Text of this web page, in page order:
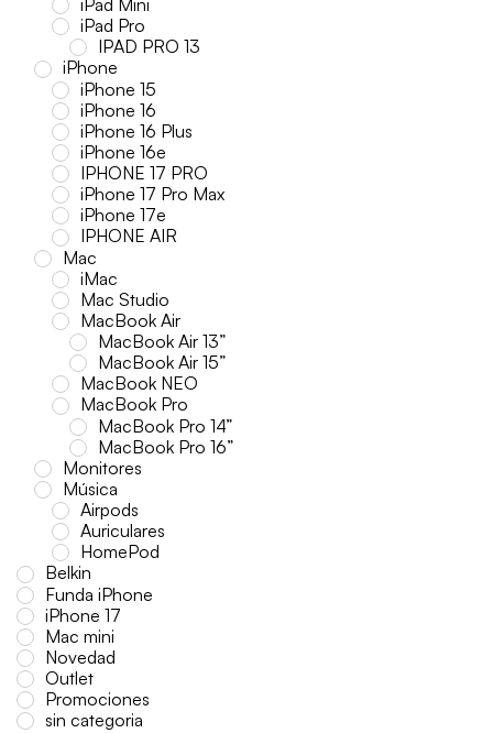
iPad Mini
iPad Pro
IPAD PRO 13
iPhone
iPhone 15
iPhone 16
iPhone 16 Plus
iPhone 16e
IPHONE 17 PRO
iPhone 17 Pro Max
iPhone 17e
IPHONE AIR
Mac
iMac
Mac Studio
MacBook Air
MacBook Air 13”
MacBook Air 15”
MacBook NEO
MacBook Pro
MacBook Pro 14”
MacBook Pro 16”
Monitores
Música
Airpods
Auriculares
HomePod
Belkin
Funda iPhone
iPhone 17
Mac mini
Novedad
Outlet
Promociones
sin categoria